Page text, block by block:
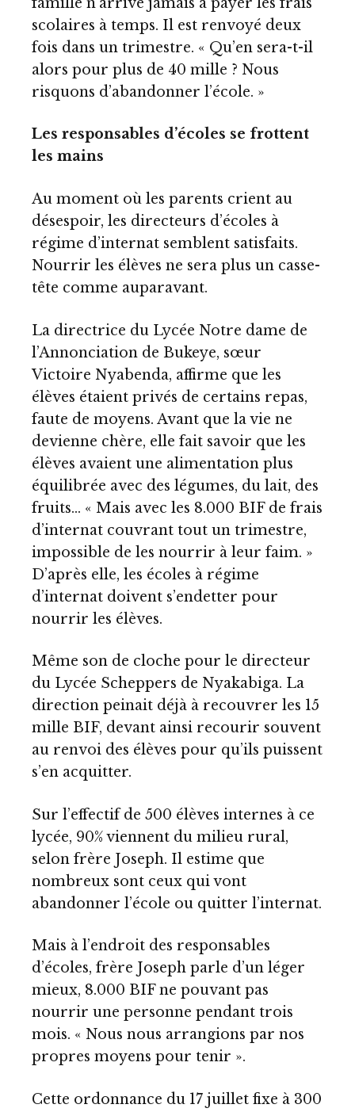
scolaires à temps. Il est renvoyé deux
fois dans un trimestre. « Qu’en sera-t-il
alors pour plus de 40 mille ? Nous
risquons d’abandonner l’école. »
Les responsables d’écoles se frottent
les mains
Au moment où les parents crient au
désespoir, les directeurs d’écoles à
régime d’internat semblent satisfaits.
Nourrir les élèves ne sera plus un casse-
tête comme auparavant.
La directrice du Lycée Notre dame de
l’Annonciation de Bukeye, sœur
Victoire Nyabenda, affirme que les
élèves étaient privés de certains repas,
faute de moyens. Avant que la vie ne
devienne chère, elle fait savoir que les
élèves avaient une alimentation plus
équilibrée avec des légumes, du lait, des
fruits… « Mais avec les 8.000 BIF de frais
d’internat couvrant tout un trimestre,
impossible de les nourrir à leur faim. »
D’après elle, les écoles à régime
d’internat doivent s’endetter pour
nourrir les élèves.
Même son de cloche pour le directeur
du Lycée Scheppers de Nyakabiga. La
direction peinait déjà à recouvrer les 15
mille BIF, devant ainsi recourir souvent
au renvoi des élèves pour qu’ils puissent
s’en acquitter.
Sur l’effectif de 500 élèves internes à ce
lycée, 90% viennent du milieu rural,
selon frère Joseph. Il estime que
nombreux sont ceux qui vont
abandonner l’école ou quitter l’internat.
Mais à l’endroit des responsables
d’écoles, frère Joseph parle d’un léger
mieux, 8.000 BIF ne pouvant pas
nourrir une personne pendant trois
mois. « Nous nous arrangions par nos
propres moyens pour tenir ».
Cette ordonnance du 17 juillet fixe à 300